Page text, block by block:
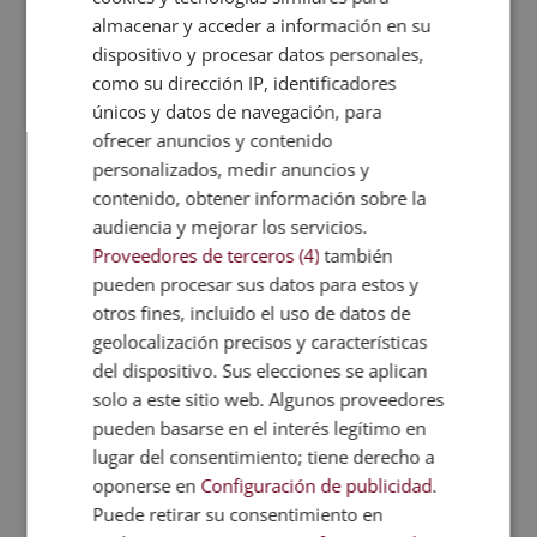
Para tener más energía y poder cargar las pilas
mientras dormimos, debemos “enseñarle” a
nuestra mente y nuestro cuerpo que es hora de
descansar. Por eso, se recomienda alejar las
pantallas o luces intensas.
Controlar la cafeína o la teína
Aunque tenemos interiorizado que la cafeína y la
teína son dos sustancias que nos ayudan a
“despertar”, esto no tiene por qué ser
especialmente cierto. Algunas entidades, de hecho,
recomiendan dejar de consumir café
gradualmente
para ver si es, precisamente, este alimento una
causa de nuestra baja energía. Y es que, esta
bebida, además de ayudarnos a empezar el día,
también podría deshidratarnos. Por ello, sustituir el
café por agua nos puede dar esa energía que nos
falta.
almacenar y acceder a información en su
dispositivo y procesar datos personales,
como su dirección IP, identificadores
únicos y datos de navegación, para
ofrecer anuncios y contenido
personalizados, medir anuncios y
contenido, obtener información sobre la
audiencia y mejorar los servicios.
Proveedores de terceros (4) también
pueden procesar sus datos para estos y
otros fines, incluido el uso de datos de
geolocalización precisos y características
del dispositivo. Sus elecciones se aplican
solo a este sitio web. Algunos proveedores
pueden basarse en el interés legítimo en
lugar del consentimiento; tiene derecho a
oponerse en Configuración de publicidad.
Puede retirar su consentimiento en